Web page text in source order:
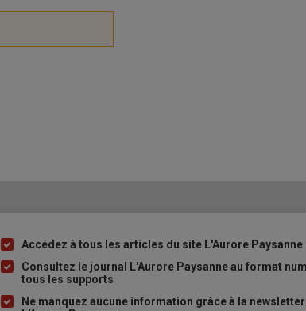
Liste
à
puce
Accédez à tous les articles du site L'Aurore Paysanne
Consultez le journal L'Aurore Paysanne au format
tous les supports
Ne manquez aucune information grâce à la newsletter